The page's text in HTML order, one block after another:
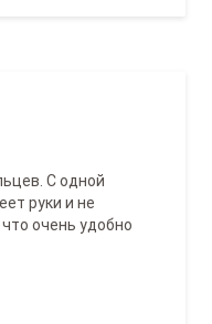
С одной
руки и не
очень удобно